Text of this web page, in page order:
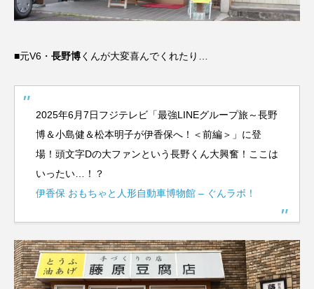
■元V6・ 長野博くんが大変喜んでくれたり…
2025年6月7日フジテレビ「最強LINEグループ旅～長野
博＆小島健＆松本明子が伊香保へ！＜前編＞」に登
場！頭文字Dの大ファンという長野くん大興奮！ここは
いったい…！？
伊香保 おもちゃと人形自動車博物館 – ぐんラボ！